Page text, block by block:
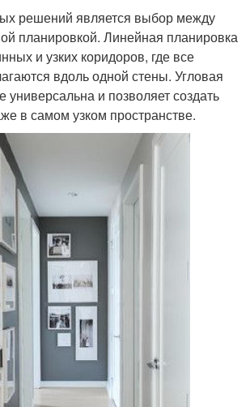
решений является выбор между
планировкой. Линейная планировка
и узких коридоров, где все
вдоль одной стены. Угловая
универсальна и позволяет создать
в самом узком пространстве.